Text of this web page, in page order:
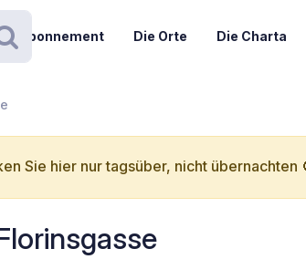
Suchen
Abonnement Die Orte Die Charta
Sie hier nur tagsüber, nicht übernachten